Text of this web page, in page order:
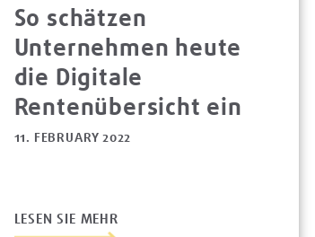
So schätzen
Unternehmen heute
die Digitale
Rentenübersicht ein
11. FEBRUARY 2022
LESEN SIE MEHR